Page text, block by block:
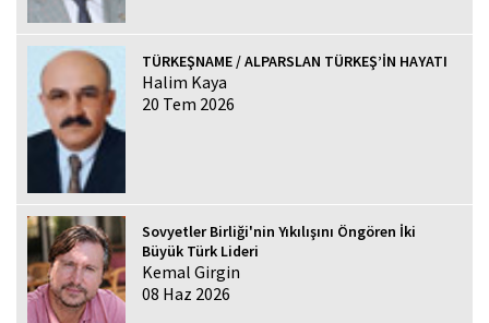
TÜRKEŞNAME / ALPARSLAN TÜRKEŞ’İN HAYATI
Halim Kaya
20 Tem 2026
Sovyetler Birliği'nin Yıkılışını Öngören İki
Büyük Türk Lideri
Kemal Girgin
08 Haz 2026